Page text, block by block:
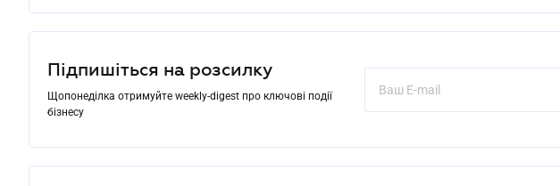
Підпишіться на розсилку
Щопонеділка отримуйте weekly-digest про ключові події
бізнесу